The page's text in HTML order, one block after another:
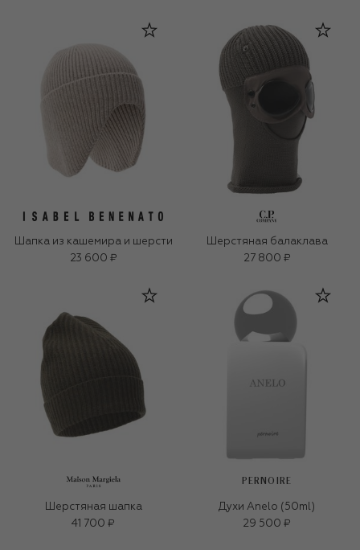
Шапка из кашемира и шерсти
23 600 ₽
Шерстяная балаклава
27 800 ₽
Шерстяная шапка
41 700 ₽
PERNOIRE
Духи Anelo (50ml)
29 500 ₽